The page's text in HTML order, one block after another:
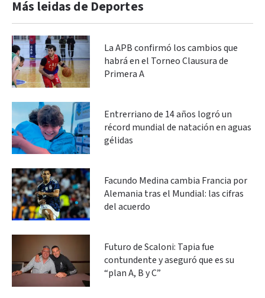
Más leidas de Deportes
La APB confirmó los cambios que
habrá en el Torneo Clausura de
Primera A
Entrerriano de 14 años logró un
récord mundial de natación en aguas
gélidas
Facundo Medina cambia Francia por
Alemania tras el Mundial: las cifras
del acuerdo
Futuro de Scaloni: Tapia fue
contundente y aseguró que es su
“plan A, B y C”